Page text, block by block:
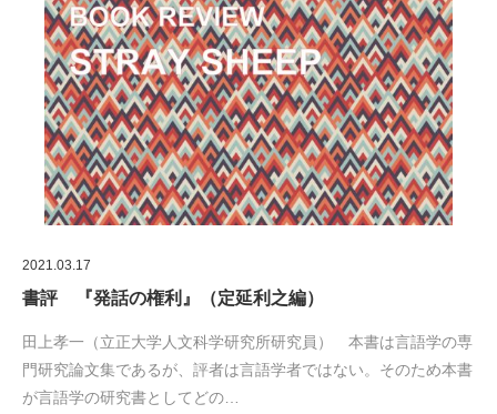
2021.03.17
書評 『発話の権利』（定延利之編）
田上孝一（立正大学人文科学研究所研究員） 本書は言語学の専
門研究論文集であるが、評者は言語学者ではない。そのため本書
が言語学の研究書としてどの…